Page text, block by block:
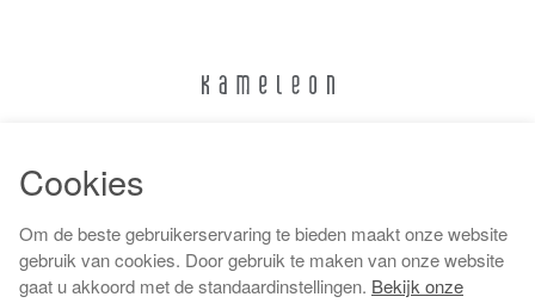
Algemene voorwaarden
Cookies
Om de beste gebruikerservaring te bieden maakt onze website
gebruik van cookies. Door gebruik te maken van onze website
gaat u akkoord met de standaardinstellingen. Bekijk onze